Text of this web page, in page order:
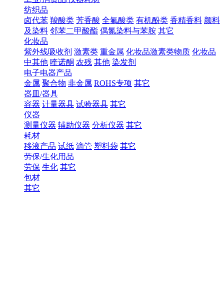
纺织品
卤代苯 羧酸类 芳香酸 全氟酸类 有机酚类 香精香料 颜料
及染料 邻苯二甲酸酯 偶氮染料与苯胺 其它
化妆品
紫外线吸收剂 激素类 重金属 化妆品激素类物质 化妆品
中其他 喹诺酮 农残 其他 染发剂
电子电器产品
金属 聚合物 非金属 ROHS专项 其它
器皿/器具
容器 计量器具 试验器具 其它
仪器
测量仪器 辅助仪器 分析仪器 其它
耗材
移液产品 试纸 滴管 塑料袋 其它
劳保/生化用品
劳保 生化 其它
包材
其它